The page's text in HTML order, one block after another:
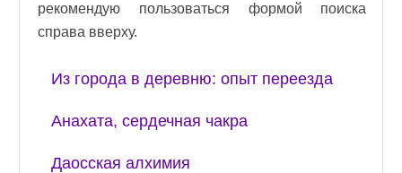
рекомендую пользоваться формой поиска
справа вверху.
Из города в деревню: опыт переезда
Анахата, сердечная чакра
Даосская алхимия